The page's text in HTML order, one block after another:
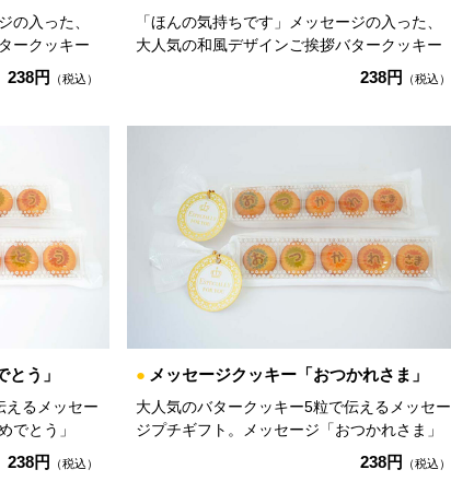
の入った、
ークッキー
238円 （税込）
「ほんの気持ちです」メッセージの入った、
大人気の和風デザインご挨拶バタークッキー
238円 （税込）
う」
えるメッセー
でとう」
238円 （税込）
● メッセージクッキー「おつかれさま」
大人気のバタークッキー5粒で伝えるメッセー
ジプチギフト。メッセージ「おつかれさま」
238円 （税込）